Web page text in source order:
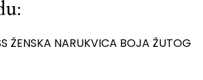
ŽENSKA NARUKVICA BOJA ŽUTOG